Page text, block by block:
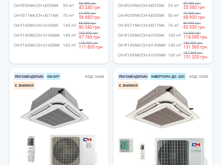
CH-F050NK/CH-U050NK 50 m² 55 000 грн
45 240 грн
CH-F071NK/CH-U071NK 70 m² 41 999 грн
56 680 грн
CH-F100NK/CH-U100NK 100 m² 85 000 грн
80 340 грн
CH-F140NK/CH-U140NM 140 m² 102 000 грн
97 760 грн
CH-F160NK/CH-U160NM 160 m² 118 000 грн
111 800 грн
CH-IF035NK/CH-IU035NK 35 m² 59 999 грн
55 380 грн
CH-IF050NK/CH-IU050NK 50 m² 75 000 грн
68 900 грн
CH-IF071NK/CH-IU071NK 70 m² 89 999 грн
83 530 грн
CH-IF100NK/CH-IU100NK 100 m² 12 600 грн
118 090 грн
CH-IF140NK/CH-IU140NM 140 m² 138 000 грн
131 560 грн
CH-IF160NK/CH-IU160NM 160 m² 157 999 грн
151 320 грн
РЕКОМЕНДУЄМО ОN-ОFF
Є ЗНИЖКИ
КОД 16204 РЕКОМЕНДУЄМО ІНВЕРТОРНІ ДО -20С
Є ЗНИЖКИ
КОД 16205